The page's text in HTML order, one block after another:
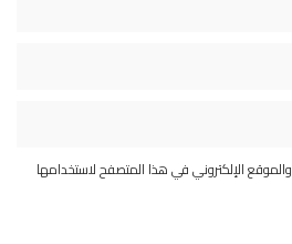
الإلكتروني في هذا المتصفح لاستخدامها